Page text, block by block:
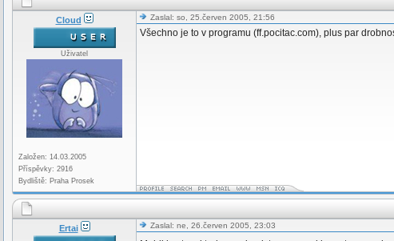
Cloud
Uživatel
Založen: 14.03.2005
Příspěvky: 2916
Bydliště: Praha Prosek
Zaslal: so, 25.červen 2005, 21:56
Všechno je to v programu (ff.pocitac.com), plus par
Ertai Zaslal: ne, 26.červen 2005, 23:03